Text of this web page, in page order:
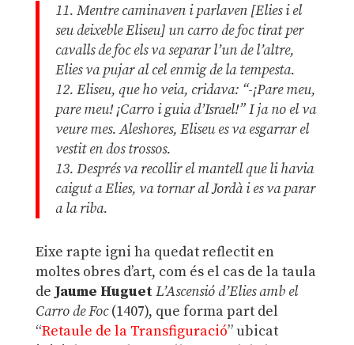
11. Mentre caminaven i parlaven [Elies i el
seu deixeble Eliseu] un carro de foc tirat per
cavalls de foc els va separar l’un de l’altre,
Elies va pujar al cel enmig de la tempesta.
12. Eliseu, que ho veia, cridava: “-¡Pare meu,
pare meu! ¡Carro i guia d’Israel!” I ja no el va
veure mes. Aleshores, Eliseu es va esgarrar el
vestit en dos trossos.
13. Després va recollir el mantell que li havia
caigut a Elies, va tornar al Jordà i es va parar
a la riba.
Eixe rapte igni ha quedat reflectit en
moltes obres d’art, com és el cas de la taula
de Jaume HuguetL’Ascensió d’Elies amb el
Carro de Foc(1407), que forma part del
“Retaule de la Transfiguració” ubicat